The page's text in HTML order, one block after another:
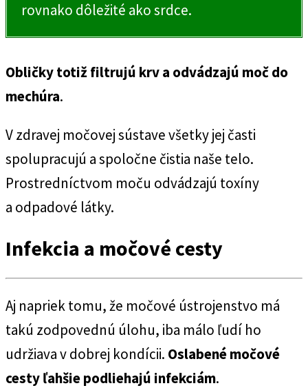
rovnako dôležité ako srdce.
Obličky totiž filtrujú krv a odvádzajú moč do
mechúra.
V zdravej močovej sústave všetky jej časti
spolupracujú a spoločne čistia naše telo.
Prostredníctvom moču odvádzajú toxíny
a odpadové látky.
Infekcia a močové cesty
Aj napriek tomu, že močové ústrojenstvo má
takú zodpovednú úlohu, iba málo ľudí ho
udržiava v dobrej kondícii. Oslabené močové
cesty ľahšie podliehajú infekciám.